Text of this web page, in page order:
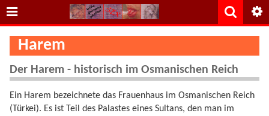
Harem
Der Harem - historisch im Osmanischen Reich
Ein Harem bezeichnete das Frauenhaus im Osmanischen Reich
(Türkei). Es ist Teil des Palastes eines Sultans, den man im